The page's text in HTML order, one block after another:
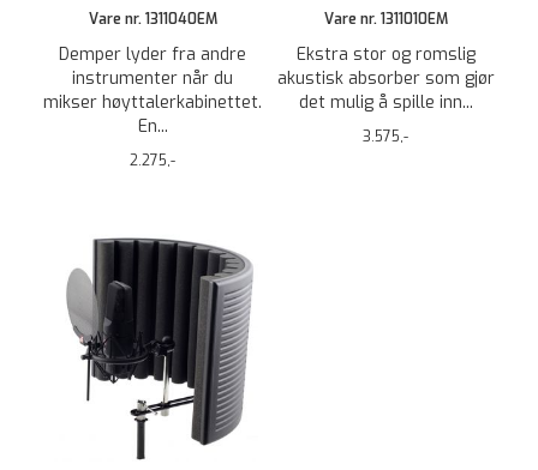
Vare nr. 1311040EM
Demper lyder fra andre
instrumenter når du
mikser høyttalerkabinettet.
En...
2.275,-
Vare nr. 1311010EM
Ekstra stor og romslig
akustisk absorber som gjør
det mulig å spille inn...
3.575,-